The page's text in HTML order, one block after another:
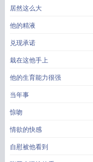
居然这么大
他的精液
兑现承诺
栽在这他手上
他的生育能力很强
当年事
惊吻
情欲的快感
自慰被他看到